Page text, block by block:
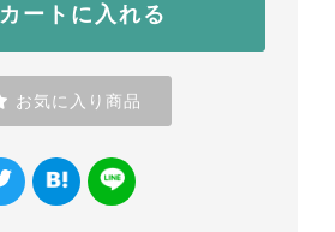
カートに入れる
お気に入り商品